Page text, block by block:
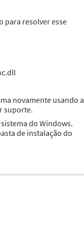
para resolver esse
novamente usando a
suporte.
do Windows.
de instalação do